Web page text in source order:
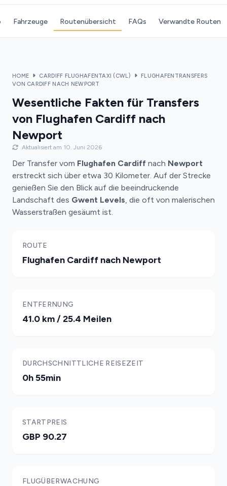
Fahrzeuge Routenübersicht FAQs Verwandte Routen
HOME CARDIFF FLUGHAFENTAXI (CWL)
FLUGHAFENTRANSFERS
VON CARDIFF NACH NEWPORT
Wesentliche Fakten für Transfers
von Flughafen Cardiff nach
Newport
Aktualisiert am 10. Juni 2026
Der Transfer vom Flughafen Cardiff nach Newport
erstreckt sich über etwa 30 Kilometer. Auf der Strecke
genießen Sie den Blick auf die beeindruckende
Landschaft des Gwent Levels, die oft von malerischen
Wasserstraßen gesäumt ist.
ROUTE
Flughafen Cardiff nach Newport
ENTFERNUNG
41.0 km / 25.4 Meilen
DURCHSCHNITTLICHE REISEZEIT
0h 55min
STARTPREIS
GBP 90.27
FLUGÜBERWACHUNG